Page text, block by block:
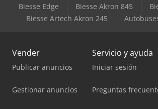
Biesse Edge
Biesse Akron 845
Biesse Artech Akron 245
Vender
Publicar anuncios
Gestionar anuncios
Servicio y ayuda
Iniciar sesión
Preguntas